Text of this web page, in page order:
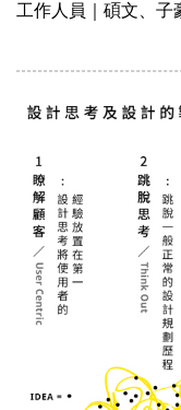
工作人員｜碩文、子